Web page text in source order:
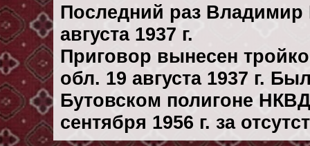
Последний раз
августа 1937 г.
Приговор вынесен
обл. 19 августа 1937 г.
Бутовском полигоне
сентября 1956 г. за